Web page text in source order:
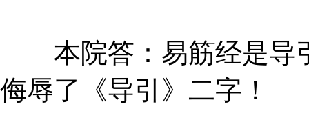
本院答：易筋经是导
侮辱了《导引》二字！